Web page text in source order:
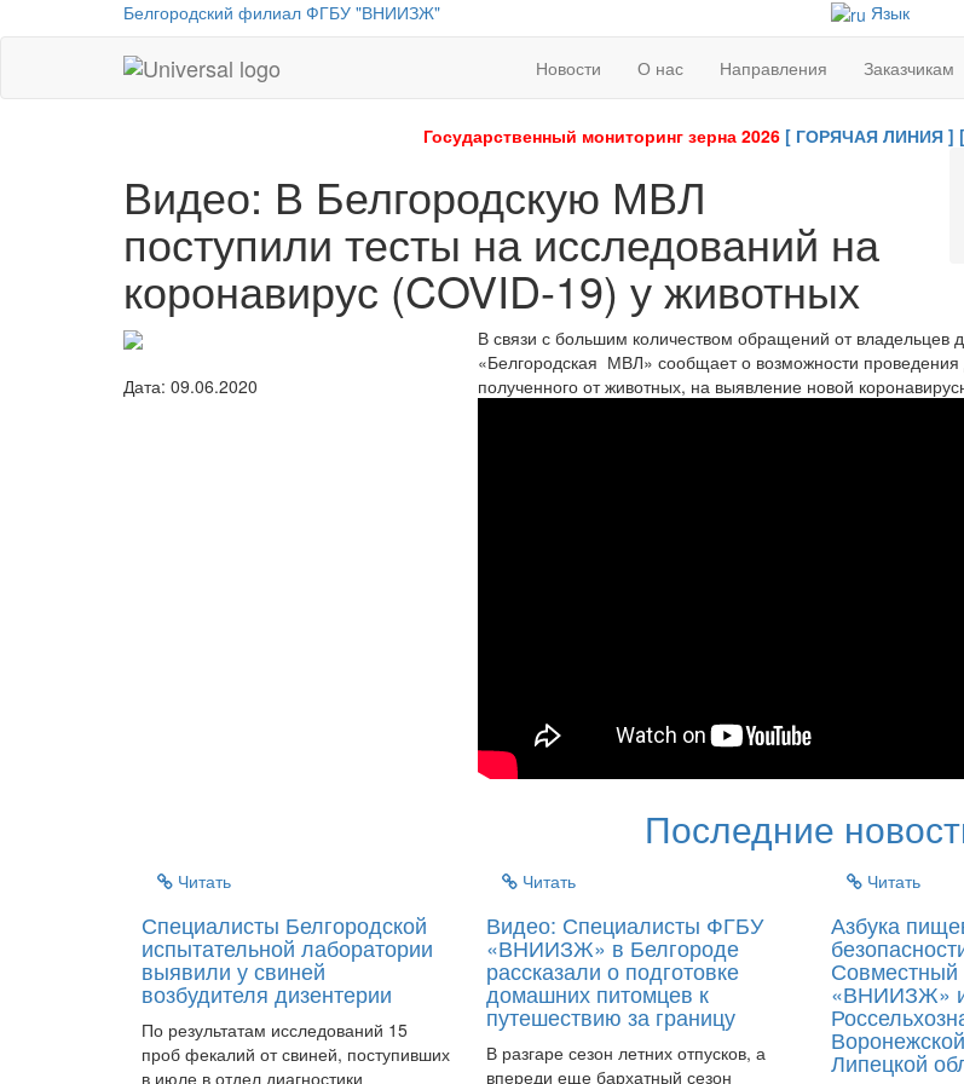
Белгородский филиал ФГБУ "ВНИИЗЖ" Язык
homepage
Новости О нас Направления Заказчикам
Государственный мониторинг зерна 2026 [ ГОРЯЧАЯ ЛИНИЯ ]
Видео: В Белгородскую МВЛ
поступили тесты на исследований на
коронавирус (COVID-19) у животных
Дата: 09.06.2020
В связи с большим количеством обращений от
«Белгородская МВЛ» сообщает о возможности проведения
полученного от животных, на выявление новой
Последние
Читать
Специалисты Белгородской
испытательной лаборатории
выявили у свиней
возбудителя дизентерии
По результатам исследований 15
проб фекалий от свиней, поступивших
в июле в отдел диагностики
Читать
Видео: Специалисты ФГБУ
«ВНИИЗЖ» в Белгороде
рассказали о подготовке
домашних питомцев к
путешествию за границу
В разгаре сезон летних отпусков, а
впереди еще бархатный сезон
Читать
Азбука
«ВНИИЗЖ»
Липецкой